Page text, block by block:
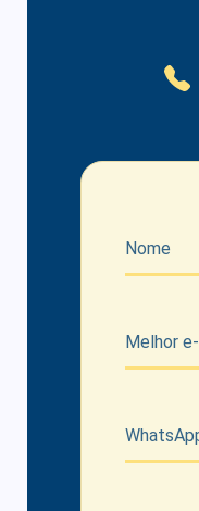
Porteiro Eletrônico
Vigilância 24 Horas